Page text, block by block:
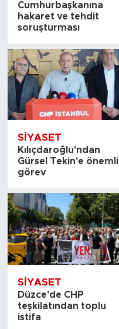
Cumhurbaşkanına
hakaret ve tehdit
soruşturması
SİYASET
Kılıçdaroğlu'ndan
Gürsel Tekin'e önemli
görev
SİYASET
Düzce'de CHP
teşkilatından toplu
istifa